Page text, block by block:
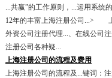
...共赢”的工作原则，...运用系统
12年的丰富上海注册公司...> 上
外资公司注册代理...、在线公司
注册公司各种疑...
上海注册公司的流程及费用
上海注册公司的流程及...键词：